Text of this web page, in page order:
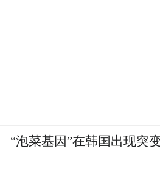
“泡菜基因”在韩国出现突